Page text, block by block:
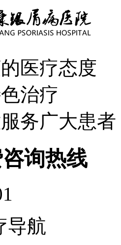
医疗态度
治疗
务广大患者
询热线
导航